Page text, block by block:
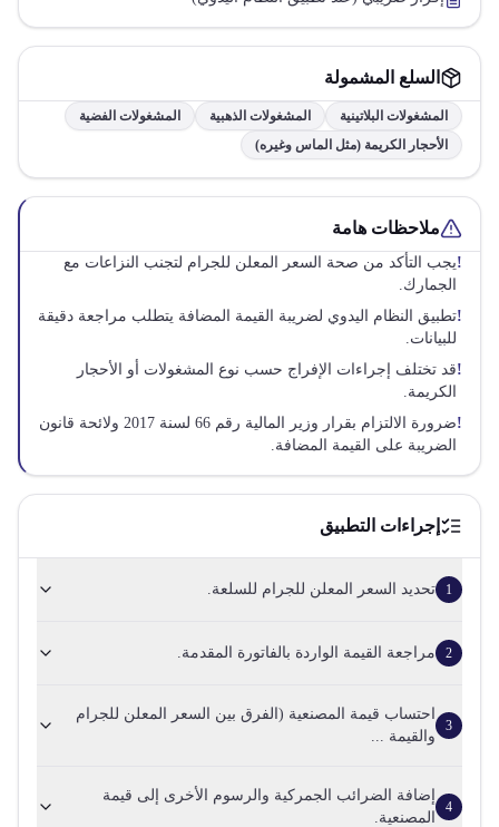
السلع المشمولة
المشغولات البلاتينية المشغولات الذهبية
المشغولات الفضية
الأحجار الكريمة (مثل الماس وغيره)
ملاحظات هامة
!يجب التأكد من صحة السعر المعلن للجرام لتجنب النزاعات مع
الجمارك.
!تطبيق النظام اليدوي لضريبة القيمة المضافة يتطلب مراجعة دقيقة
للبيانات.
!قد تختلف إجراءات الإفراج حسب نوع المشغولات أو الأحجار
الكريمة.
!
ضرورة الالتزام بقرار وزير المالية رقم 66 لسنة 2017 ولائحة قانون
الضريبة على القيمة المضافة.
إجراءات التطبيق
1 تحديد السعر المعلن للجرام للسلعة.
2 مراجعة القيمة الواردة بالفاتورة المقدمة.
3
احتساب قيمة المصنعية (الفرق بين السعر المعلن للجرام
والقيمة ...
4
إضافة الضرائب الجمركية والرسوم الأخرى إلى قيمة
المصنعية.